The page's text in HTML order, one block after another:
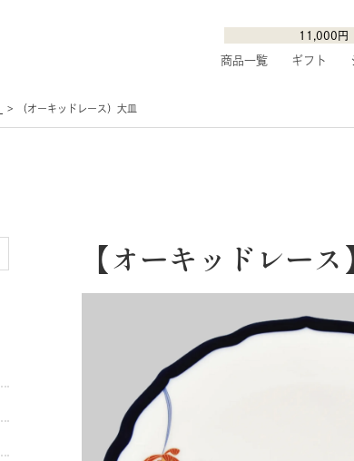
11,000円
商品一覧 ギフト
（オーキッドレース）大皿
【オーキッドレー